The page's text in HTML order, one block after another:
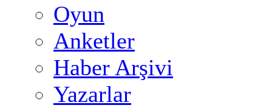
Oyun
Anketler
Haber Arşivi
Yazarlar